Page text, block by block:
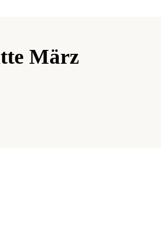
März